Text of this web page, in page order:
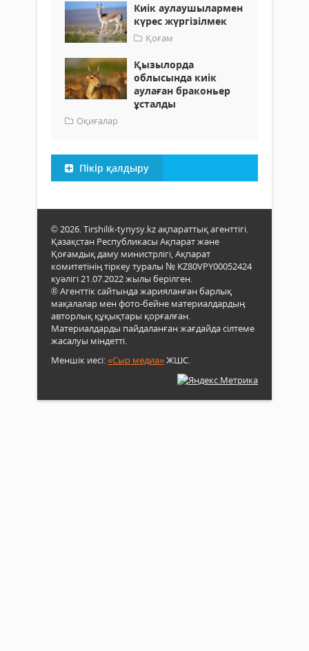
Киік аулаушылармен
күрес жүргізілмек
Қоғам
Қызылорда
облысында киік
аулаған браконьер
ұсталды
Оқиғалар
Пікір қалдыру
© 2026. Tirshilik-tynysy.kz ақпараттық агенттігі.
Қазақстан Республикасы Ақпарат және
Қоғамдық даму министрлігі, Ақпарат
комитетінің тіркеу туралы № KZ80VPY00052424
куәлігі 21.07.2022 жылы берілген.
® Агенттік сайтында жарияланған барлық
мақалалар мен фото-бейне материалдардың
авторлық құқықтары қорғалған.
Материалдарды пайдаланған жағдайда сілтеме
жасалуы міндетті.
Меншік иесі:«Сыр медиа»ЖШС.